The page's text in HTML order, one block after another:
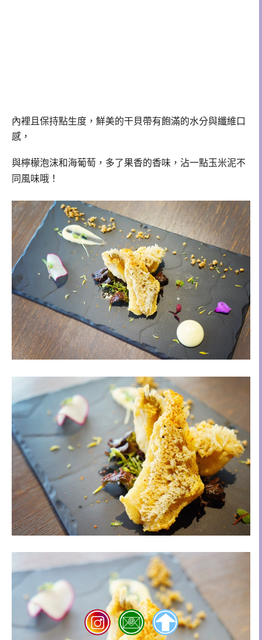
內裡且保持點生度，鮮美的干貝帶有飽滿的水分與纖維口
感，
與檸檬泡沫和海葡萄，多了果香的香味，沾一點玉米泥不
同風味哦！